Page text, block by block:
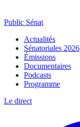
Public Sénat
Actualités
Sénatoriales 2026
Émissions
Documentaires
Podcasts
Programme
Le direct